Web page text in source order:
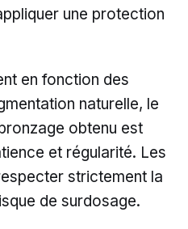
une protection
en fonction des
naturelle, le
obtenu est
et régularité. Les
strictement la
de surdosage.